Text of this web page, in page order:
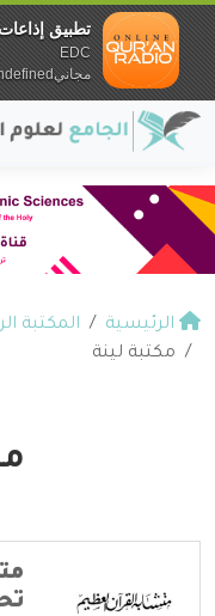
الرئيسية المكتبة
مكتبة لينة
تطبيق
EDC
مجانيundefined